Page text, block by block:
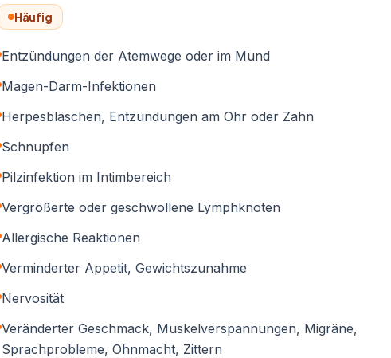
Häufig
Entzündungen der Atemwege oder im Mund
Magen-Darm-Infektionen
Herpesbläschen, Entzündungen am Ohr oder Zahn
Schnupfen
Pilzinfektion im Intimbereich
Vergrößerte oder geschwollene Lymphknoten
Allergische Reaktionen
Verminderter Appetit, Gewichtszunahme
Nervosität
Veränderter Geschmack, Muskelverspannungen, Migräne,
Sprachprobleme, Ohnmacht, Zittern